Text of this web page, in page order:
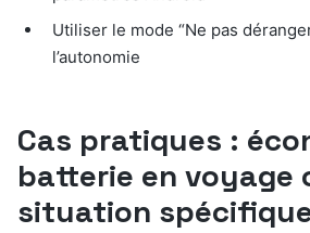
Utiliser le mode “Ne pas
l’autonomie
Cas pratiques :
batterie en voyage
situation